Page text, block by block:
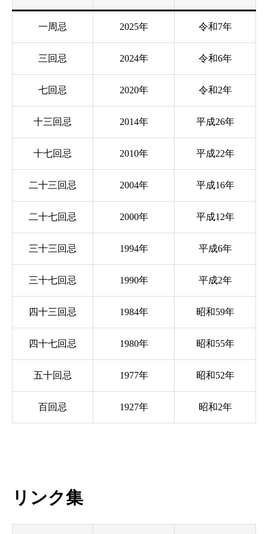
一周忌 2025年 令和7年
三回忌 2024年 令和6年
七回忌 2020年 令和2年
十三回忌 2014年 平成26年
十七回忌 2010年 平成22年
二十三回忌 2004年 平成16年
二十七回忌 2000年 平成12年
三十三回忌 1994年 平成6年
三十七回忌 1990年 平成2年
四十三回忌 1984年 昭和59年
四十七回忌 1980年 昭和55年
五十回忌 1977年 昭和52年
百回忌 1927年 昭和2年
リンク集